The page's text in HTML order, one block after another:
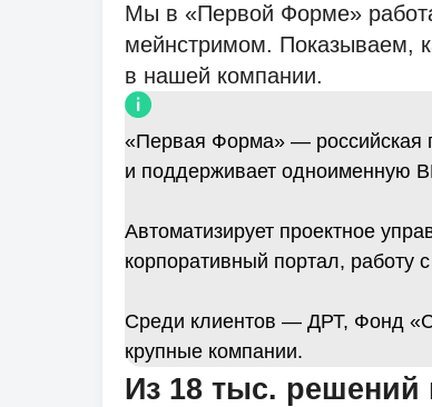
Мы в «Первой Форме»
мейнстримом. Показываем,
в нашей компании.
«Первая Форма» — российская
и поддерживает одноименную
Автоматизирует проектное
корпоративный портал, работу
Среди клиентов — ДРТ, Фонд
крупные компании.
Из 18 тыс.